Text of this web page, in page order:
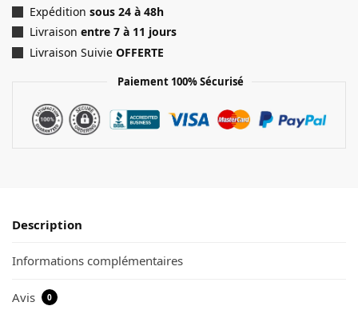
Expédition sous 24 à 48h
Livraison entre 7 à 11 jours
Livraison Suivie OFFERTE
Paiement 100% Sécurisé
Description
Informations complémentaires
Avis 0